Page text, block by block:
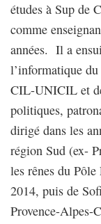
études à Sup de
comme
années. Il a
l’informatique
CIL-UNICIL et
politiques,
dirigé dans les
région Sud (ex-
les rênes du
2014, puis de
Provence-Alpes-